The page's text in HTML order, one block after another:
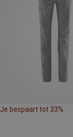
Je bespaart tot 33%